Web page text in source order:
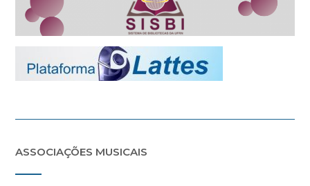
ASSOCIAÇÕES MUSICAIS